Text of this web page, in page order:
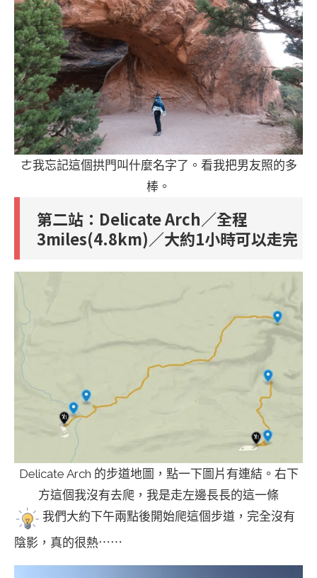
ㄜ我忘記這個拱門叫什麼名字了。看我把男友照的多
棒。
第二站：Delicate Arch／全程
3miles(4.8km)／大約1小時可以走完
Delicate Arch 的步道地圖，點一下圖片有連結。右下
方這個我沒有去爬，我是走左邊長長的這一條
我們大約下午兩點後開始爬這個步道，完全沒有
陰影，真的很熱⋯⋯